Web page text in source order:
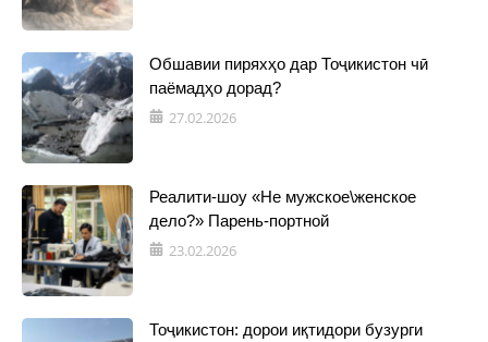
Обшавии пиряхҳо дар Тоҷикистон чӣ
паёмадҳо дорад?
27.02.2026
Реалити-шоу «Не мужское\женское
дело?» Парень-портной
23.02.2026
Тоҷикистон: дорои иқтидори бузурги